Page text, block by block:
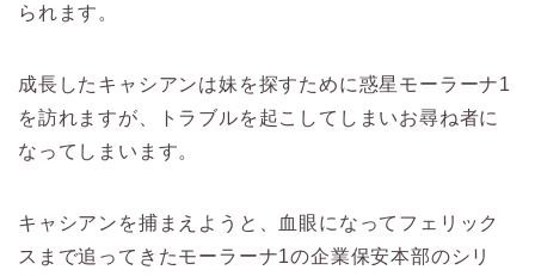
られます。
成長したキャシアンは妹を探すために惑星モーラーナ1
を訪れますが、トラブルを起こしてしまいお尋ね者に
なってしまいます。
キャシアンを捕まえようと、血眼になってフェリック
スまで追ってきたモーラーナ1の企業保安本部のシリ